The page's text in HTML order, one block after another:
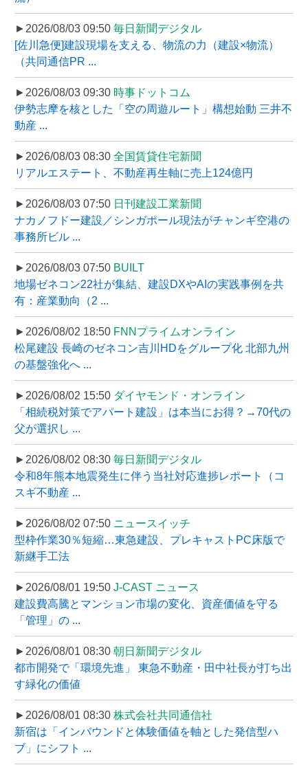
►2026/08/03 09:50 毎日新聞デジタル
[佐川急便]建設現場を支える、物流の力（建設×物流）
（共同通信PR ...
►2026/08/03 09:30 時事ドットコム
伊勢志摩を核とした「空の周遊ルート」構想始動 三井不
動産 ...
►2026/08/03 08:30 全国賃貸住宅新聞
リアルエステート、不動産再生軸に売上124億円
►2026/08/03 07:50 日刊建設工業新聞
ナカノフドー建設／シンガポール現法がチャンギ空港の
事務所ビル ...
►2026/08/03 07:50 BUILT
地場ゼネコン22社が集結、建設DXやAIの実践事例を共
有：産業動向（2 ...
►2026/08/02 18:50 FNNプライムオンライン
松尾建設 長崎のゼネコン吉川HDをグループ化 北部九州
の基盤強化へ ...
►2026/08/02 15:50 ダイヤモンド・オンライン
「相続税対策でアパート建設」は本当にお得？→70代の
父が選択し ...
►2026/08/02 08:30 毎日新聞デジタル
令和8年熊本地震発生に伴う当社対応進捗レポート（コ
スギ不動産 ...
►2026/08/02 07:50 ニュースイッチ
型枠作業30％短縮…東急建設、プレキャストPC床版で
新継手工法
►2026/08/01 19:50 J-CAST ニュース
建設費高騰とマンション市場の変化、資産価値を守る
「管理」の ...
►2026/08/01 08:30 朝日新聞デジタル
都市開発で「環境先進」 東急不動産・田中社長が打ち出
す緑化の価値
►2026/08/01 08:30 株式会社共同通信社
新宿は「インバウンドと体験価値を軸とした発信型ハ
ブ」にシフト ...